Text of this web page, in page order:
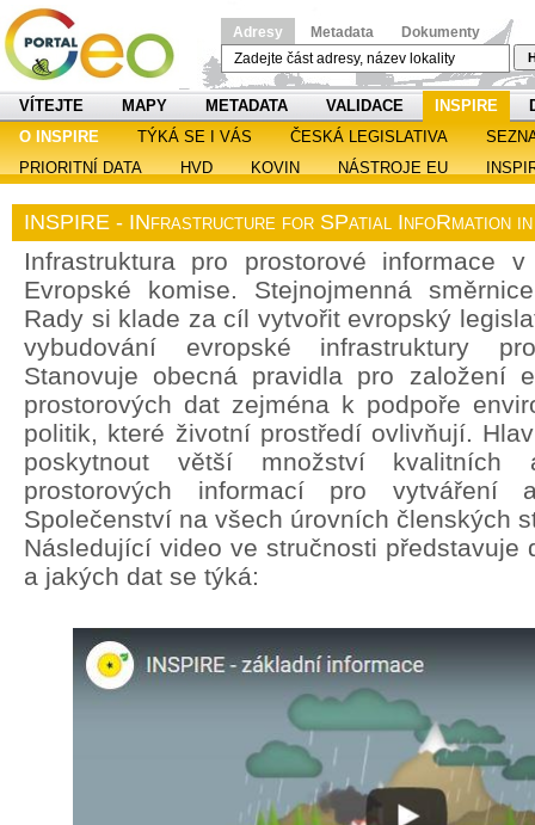
Adresy Metadata Dokumenty
VÍTEJTE MAPY METADATA VALIDACE INSPIRE
O INSPIRE
TÝKÁ SE I VÁS ČESKÁ LEGISLATIVA
PRIORITNÍ DATA
HVD KOVIN NÁSTROJE EU
INSPIRE - INfrastructure for SPatial InfoRmation
Infrastruktura pro prostorové informace
Evropské komise. Stejnojmenná
Rady si klade za cíl vytvořit evropský
vybudování evropské infrastruktury
Stanovuje obecná pravidla pro založení
prostorových dat zejména k podpoře
politik, které životní prostředí ovlivňují.
poskytnout větší množství kvalitních
prostorových informací pro vytváření
Společenství na všech úrovních členských
Následující video ve stručnosti představuje
a jakých dat se týká: